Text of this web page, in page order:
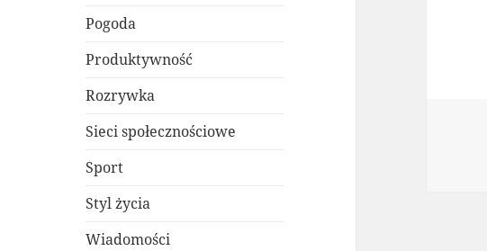
Pogoda
Produktywność
Rozrywka
Sieci społecznościowe
Sport
Styl życia
Wiadomości